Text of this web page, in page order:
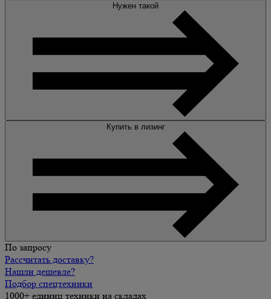
Нужен такой
Купить в лизинг
По запросу
Рассчитать доставку?
Нашли дешевле?
Подбор спецтехники
1000+ единиц техники на складах